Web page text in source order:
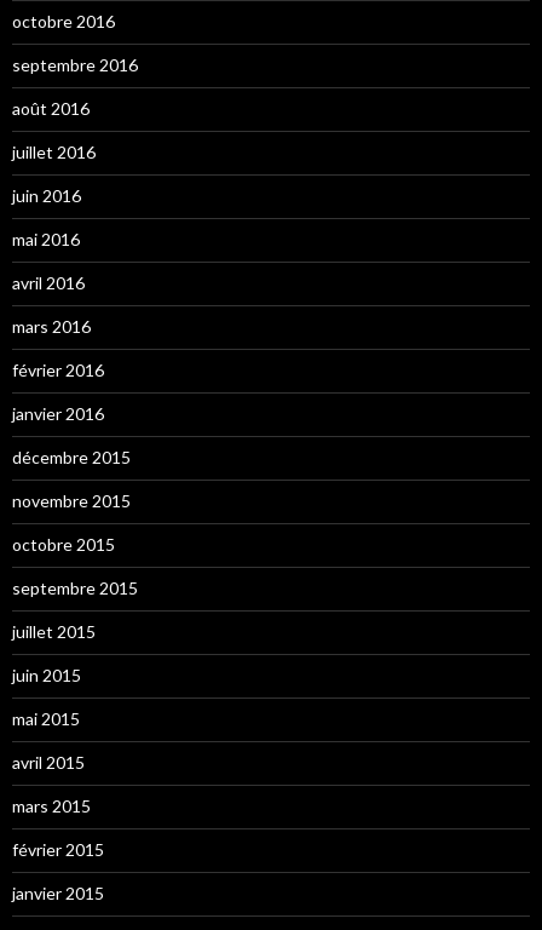
octobre 2016
septembre 2016
août 2016
juillet 2016
juin 2016
mai 2016
avril 2016
mars 2016
février 2016
janvier 2016
décembre 2015
novembre 2015
octobre 2015
septembre 2015
juillet 2015
juin 2015
mai 2015
avril 2015
mars 2015
février 2015
janvier 2015